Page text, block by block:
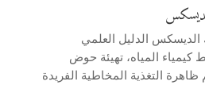
الدليل العلمي
كيمياء المياه، تهيئة حوض
ظاهرة التغذية المخاطية الفريدة